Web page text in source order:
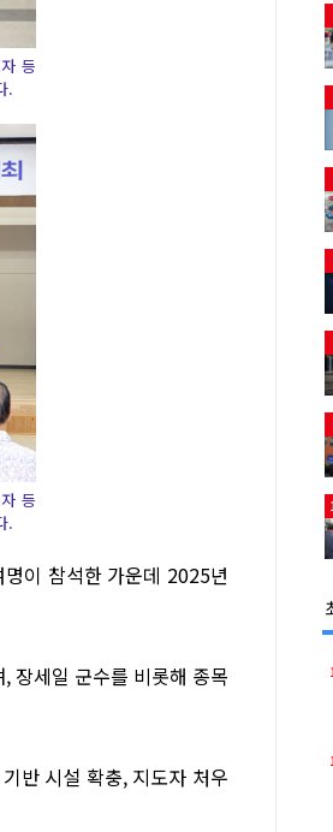
등
.
등
.
이 참석한 가운데 2025년
장세일 군수를 비롯해 종목
반 시설 확충, 지도자 처우